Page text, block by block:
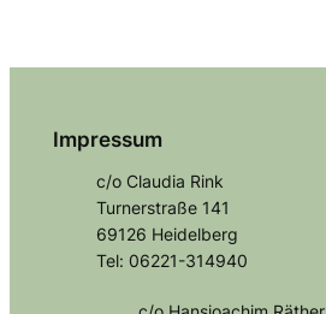
Impressum
c/o Claudia Rink
Turnerstraße 141
69126 Heidelberg
Tel: 06221-314940